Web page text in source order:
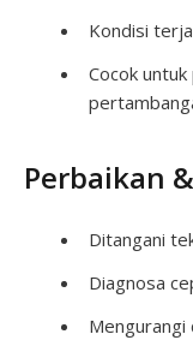
Kondisi
Cocok
Perbaikan
Ditangani
Diagnosa